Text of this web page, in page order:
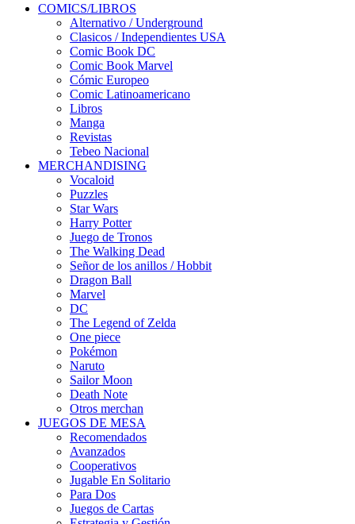
COMICS/LIBROS
Alternativo / Underground
Clasicos / Independientes USA
Comic Book DC
Comic Book Marvel
Cómic Europeo
Comic Latinoamericano
Libros
Manga
Revistas
Tebeo Nacional
MERCHANDISING
Vocaloid
Puzzles
Star Wars
Harry Potter
Juego de Tronos
The Walking Dead
Señor de los anillos / Hobbit
Dragon Ball
Marvel
DC
The Legend of Zelda
One piece
Pokémon
Naruto
Sailor Moon
Death Note
Otros merchan
JUEGOS DE MESA
Recomendados
Avanzados
Cooperativos
Jugable En Solitario
Para Dos
Juegos de Cartas